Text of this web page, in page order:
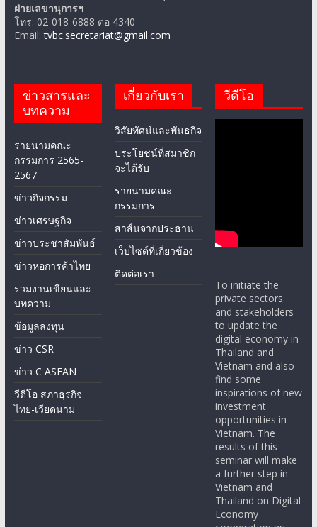
ฝ่ายเลขานุการฯ
โทร: 02-018-6888 ต่อ 4340
Email:tvbc.secretariat@gmail.com
ข่าวสารและ
บทความ
รายนามคณะ
กรรมการ 2565-
2567
ข่าวกิจกรรม
ข่าวเศรษฐกิจ
ข่าวประชาสัมพันธ์
ข่าวหอการค้าไทย
รวมงานเขียนและ
บทความ
ข้อมูลลงทุน
ข่าว CSR
ข่าว C ASEAN
วีดีโอ สภาธุรกิจ
ไทย-เวียดนาม
เกี่ยวกับเรา
วิสัยทัศน์และพันธกิจ
ประโยชน์ที่สมาชิก
จะได้รับ
รายนามคณะ
กรรมการ
สาส์นจากประธาน
เว็บไซต์ที่เกี่ยวข้อง
ติดต่อเรา
วีดีโอ
To initiate the
private sectors
and stakeholders
to update the
digital economy in
Thailand and
Vietnam and also
find some
inspirations of new
investment
opportunities in
Vietnam. The
results of this
seminar will make
a further step in
Vietnam and
Thailand on Digital
Economy